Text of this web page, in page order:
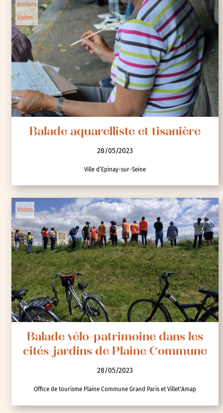
Ateliers
Visites
Balade aquarelliste et tisanière
28/05/2023
Ville d’Epinay-sur-Seine
Visites
Balade vélo-patrimoine dans les
cités-jardins de Plaine Commune
28/05/2023
Office de tourisme Plaine Commune Grand Paris et Villet'Amap